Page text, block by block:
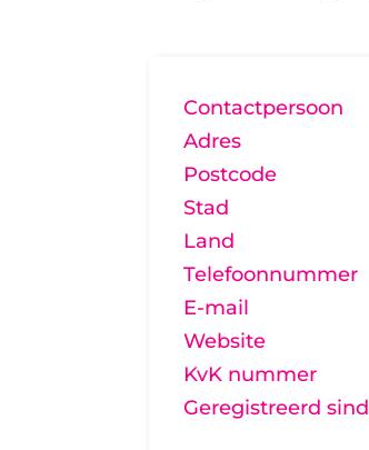
Contactpersoon
Adres
Postcode
Stad
Land
Telefoonnummer
E-mail
Website
KvK nummer
Geregistreerd